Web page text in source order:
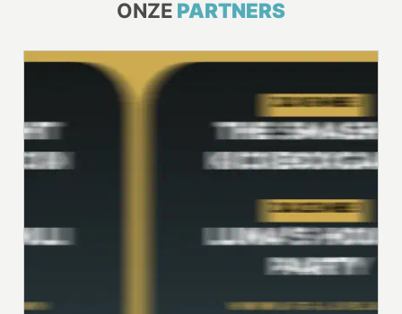
ONZE PARTNERS